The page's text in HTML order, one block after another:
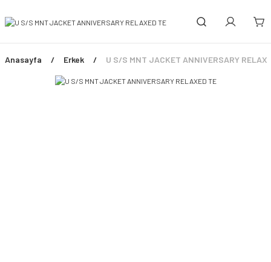
Anasayfa Erkek U S/S MNT JACKET ANNIVERSARY